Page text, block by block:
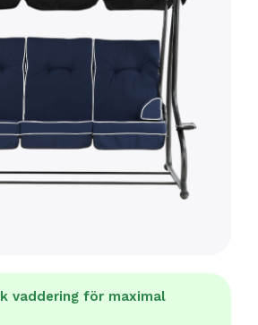
vaddering för maximal